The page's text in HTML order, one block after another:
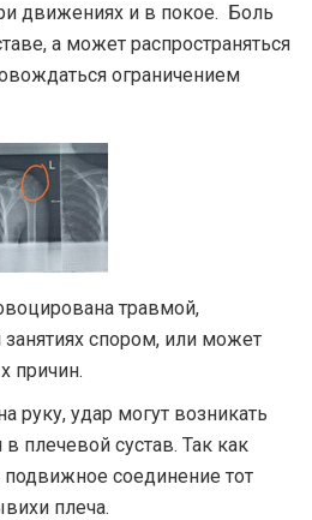
движениях и в покое. Боль
а может распространяться
ограничением
травмой,
занятиях спором, или может
причин.
руку, удар могут возникать
плечевой сустав. Так как
подвижное соединение тот
плеча.